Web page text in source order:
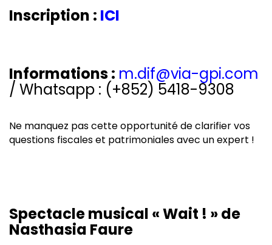
Inscription : ICI
Informations : m.dif@via-gpi.com
/ Whatsapp : (+852) 5418-9308
Ne manquez pas cette opportunité de clarifier vos
questions fiscales et patrimoniales avec un expert !
Spectacle musical « Wait ! » de
Nasthasia Faure